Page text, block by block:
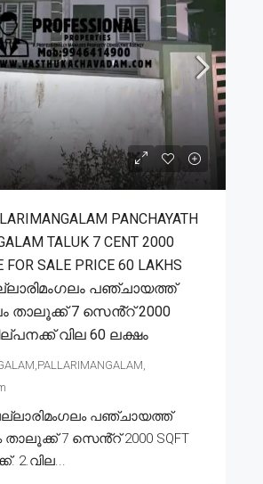
PANCHAYATH
TALUK 7 CENT 2000
FOR SALE PRICE 60 LAKHS
പഞ്ചായത്ത്
താലൂക്ക് 7 സെൻ്റ് 2000
വില 60 ലക്ഷം
പഞ്ചായത്ത്
7 സെൻ്റ് 2000 SQFT
2.വില...